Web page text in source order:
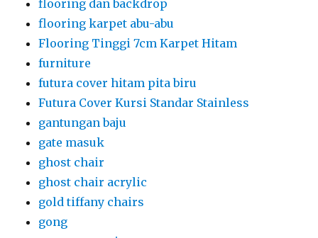
gong
gong peresmian
gubugan
gubuk makanan
Gubuk Prasmanan
gubukan
Gubukan Cover Gold,Sofa Oval Hitam,Tenda
Serut
gubukan dan tenda kerucut
gubukan dengan dekorasi
gubukan makanan
gubukan rustic